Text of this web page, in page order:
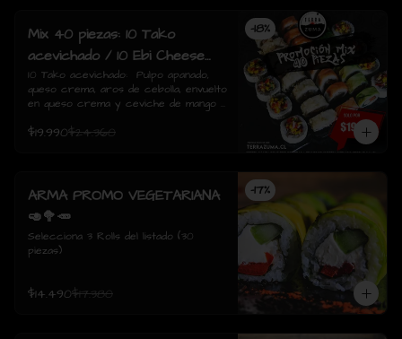
-18%
Mix 40 piezas: 10 Tako
acevichado / 10 Ebi Cheese
tempura / 10 Tori Sake Rolls
/ 10 Sake Avocado.
10 Tako acevichado:  Pulpo apanado,
queso crema, aros de cebolla, envuelto
en queso crema y ceviche de mango /
queso crema, envuelto tempura./  10
Salmon, queso crema, ciboulette,
envuelto en palta
$19.990$24.360
-17%
ARMA PROMO VEGETARIANA
🥑🥦🥕
Selecciona 3 Rolls del listado (30
piezas)
$14.490$17.380